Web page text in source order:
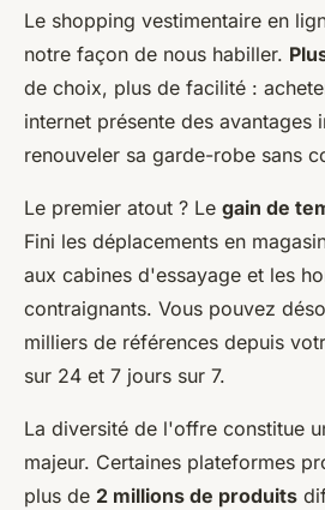
Le shopping vestimentaire en
notre façon de nous habiller.
de choix, plus de facilité :
internet présente des avantages
renouveler sa garde-robe sans
Le premier atout ? Le gain de
Fini les déplacements en
aux cabines d'essayage et les
contraignants. Vous pouvez
milliers de références depuis
sur 24 et 7 jours sur 7.
La diversité de l'offre constitue
majeur. Certaines plateformes
plus de 2 millions de produits